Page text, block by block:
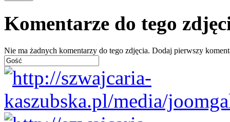
Komentarze do tego
Nie ma żadnych komentarzy do tego zdjęcia. Dodaj pierwszy